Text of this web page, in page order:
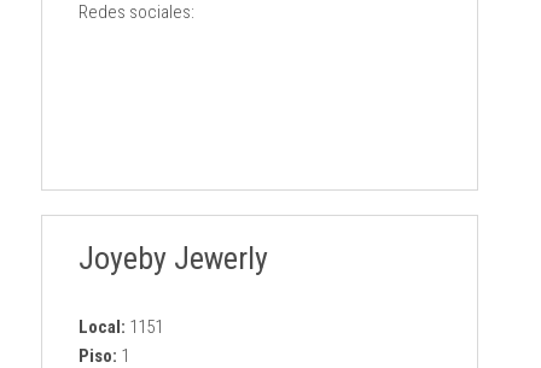
Redes sociales:
Joyeby Jewerly
Local: 1151
Piso: 1